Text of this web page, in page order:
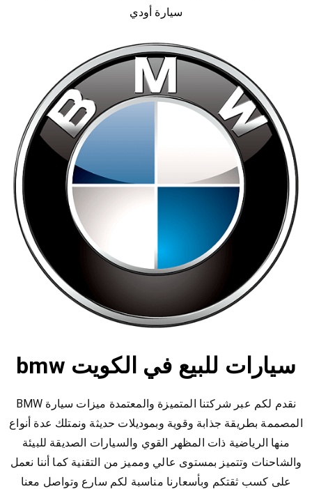
سيارة أودي
سيارات للبيع في الكويت bmw
نقدم لكم عبر شركتنا المتميزة والمعتمدة ميزات سيارة BMW
المصممة بطريقة جذابة وقوية وبموديلات حديثة ونمتلك عدة أنواع
منها الرياضية ذات المظهر القوي والسيارات الصديقة للبيئة
والشاحنات وتتميز بمستوى عالي ومميز من التقنية كما أننا نعمل
على كسب ثقتكم وبأسعارنا مناسبة لكم سارع وتواصل معنا